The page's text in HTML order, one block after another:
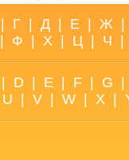
Г Д Е Ж
Ф Х Ц Ч
D E F G
U V W X